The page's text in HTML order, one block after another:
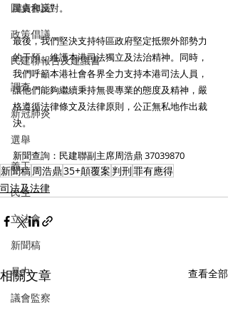
圓桌會議
政策倡議
民建聯報告及建議書
調查
新冠肺炎
選舉
義工
民生
立法會
新聞稿
暴力
議會監察
譴責和反對。
最後，我們堅決支持特區政府堅定抵禦外部勢力
的干預，維護本港司法獨立及法治精神。同時，
我們呼籲本港社會各界全力支持本港司法人員，
讓他們能夠繼續秉持無畏專業的態度及精神，嚴
格遵循法律條文及法律原則，公正無私地作出裁
決。
新聞查詢：民建聯副主席周浩鼎 37039870
新聞稿周浩鼎35+顛覆案 判刑罪有應得
司法及法律
相關文章 查看全部